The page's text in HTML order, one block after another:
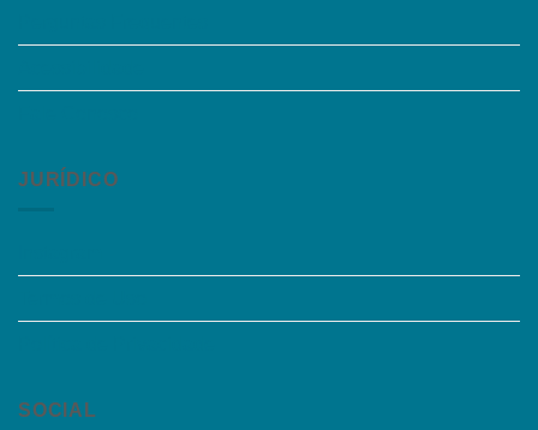
JURÍDICO
SOCIAL